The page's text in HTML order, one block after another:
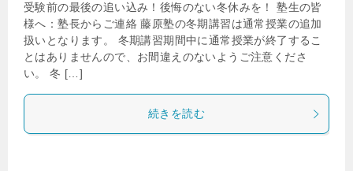
受験前の最後の追い込み！後悔のない冬休みを！ 塾生の皆
様へ：塾長からご連絡 藤原塾の冬期講習は通常授業の追加
扱いとなります。 冬期講習期間中に通常授業が終了するこ
とはありませんので、お間違えのないようご注意くださ
い。 冬 […]
続きを読む